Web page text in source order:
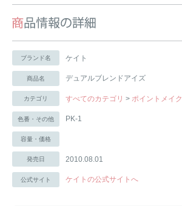
ブランド名 ケイト
商品名 デュアルブレンドアイズ
カテゴリ すべてのカテゴリ > ポイントメイク
色番・その他 PK-1
容量・価格
発売日 2010.08.01
公式サイト ケイトの公式サイトへ